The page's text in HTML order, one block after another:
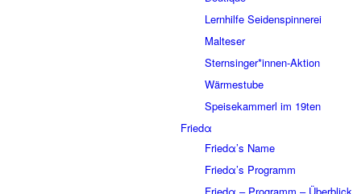
Lernhilfe Seidenspinnerei
Malteser
Sternsinger*innen-Aktion
Wärmestube
Speisekammerl im 19ten
Friedα
Friedα’s Name
Friedα’s Programm